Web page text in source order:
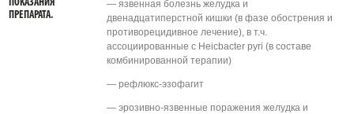
ПОКАЗАНИЯ
ПРЕПАРАТА.
— язвенная болезнь желудка и
двенадцатиперстной кишки (в фазе обострения и
противорецидивное лечение), в т.ч.
ассоциированные с Heicbacter pyri (в составе
комбинированной терапии)
— рефлюкс-эзофагит
— эрозивно-язвенные поражения желудка и